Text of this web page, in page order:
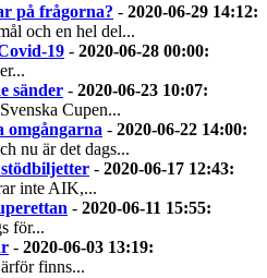
på frågorna? - 2020-06-29 14:12:
och en hel del...
19 - 2020-06-28 00:00:
sänder - 2020-06-23 10:07:
Cupen...
omgångarna - 2020-06-22 14:00:
nu är det dags...
- 2020-06-17 12:43:
inte AIK,...
- 2020-06-11 15:55:
för...
- 2020-06-03 13:19:
finns...